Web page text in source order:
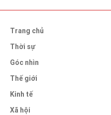
Trang chủ
Thời sự
Góc nhìn
Thế giới
Kinh tế
Xã hội